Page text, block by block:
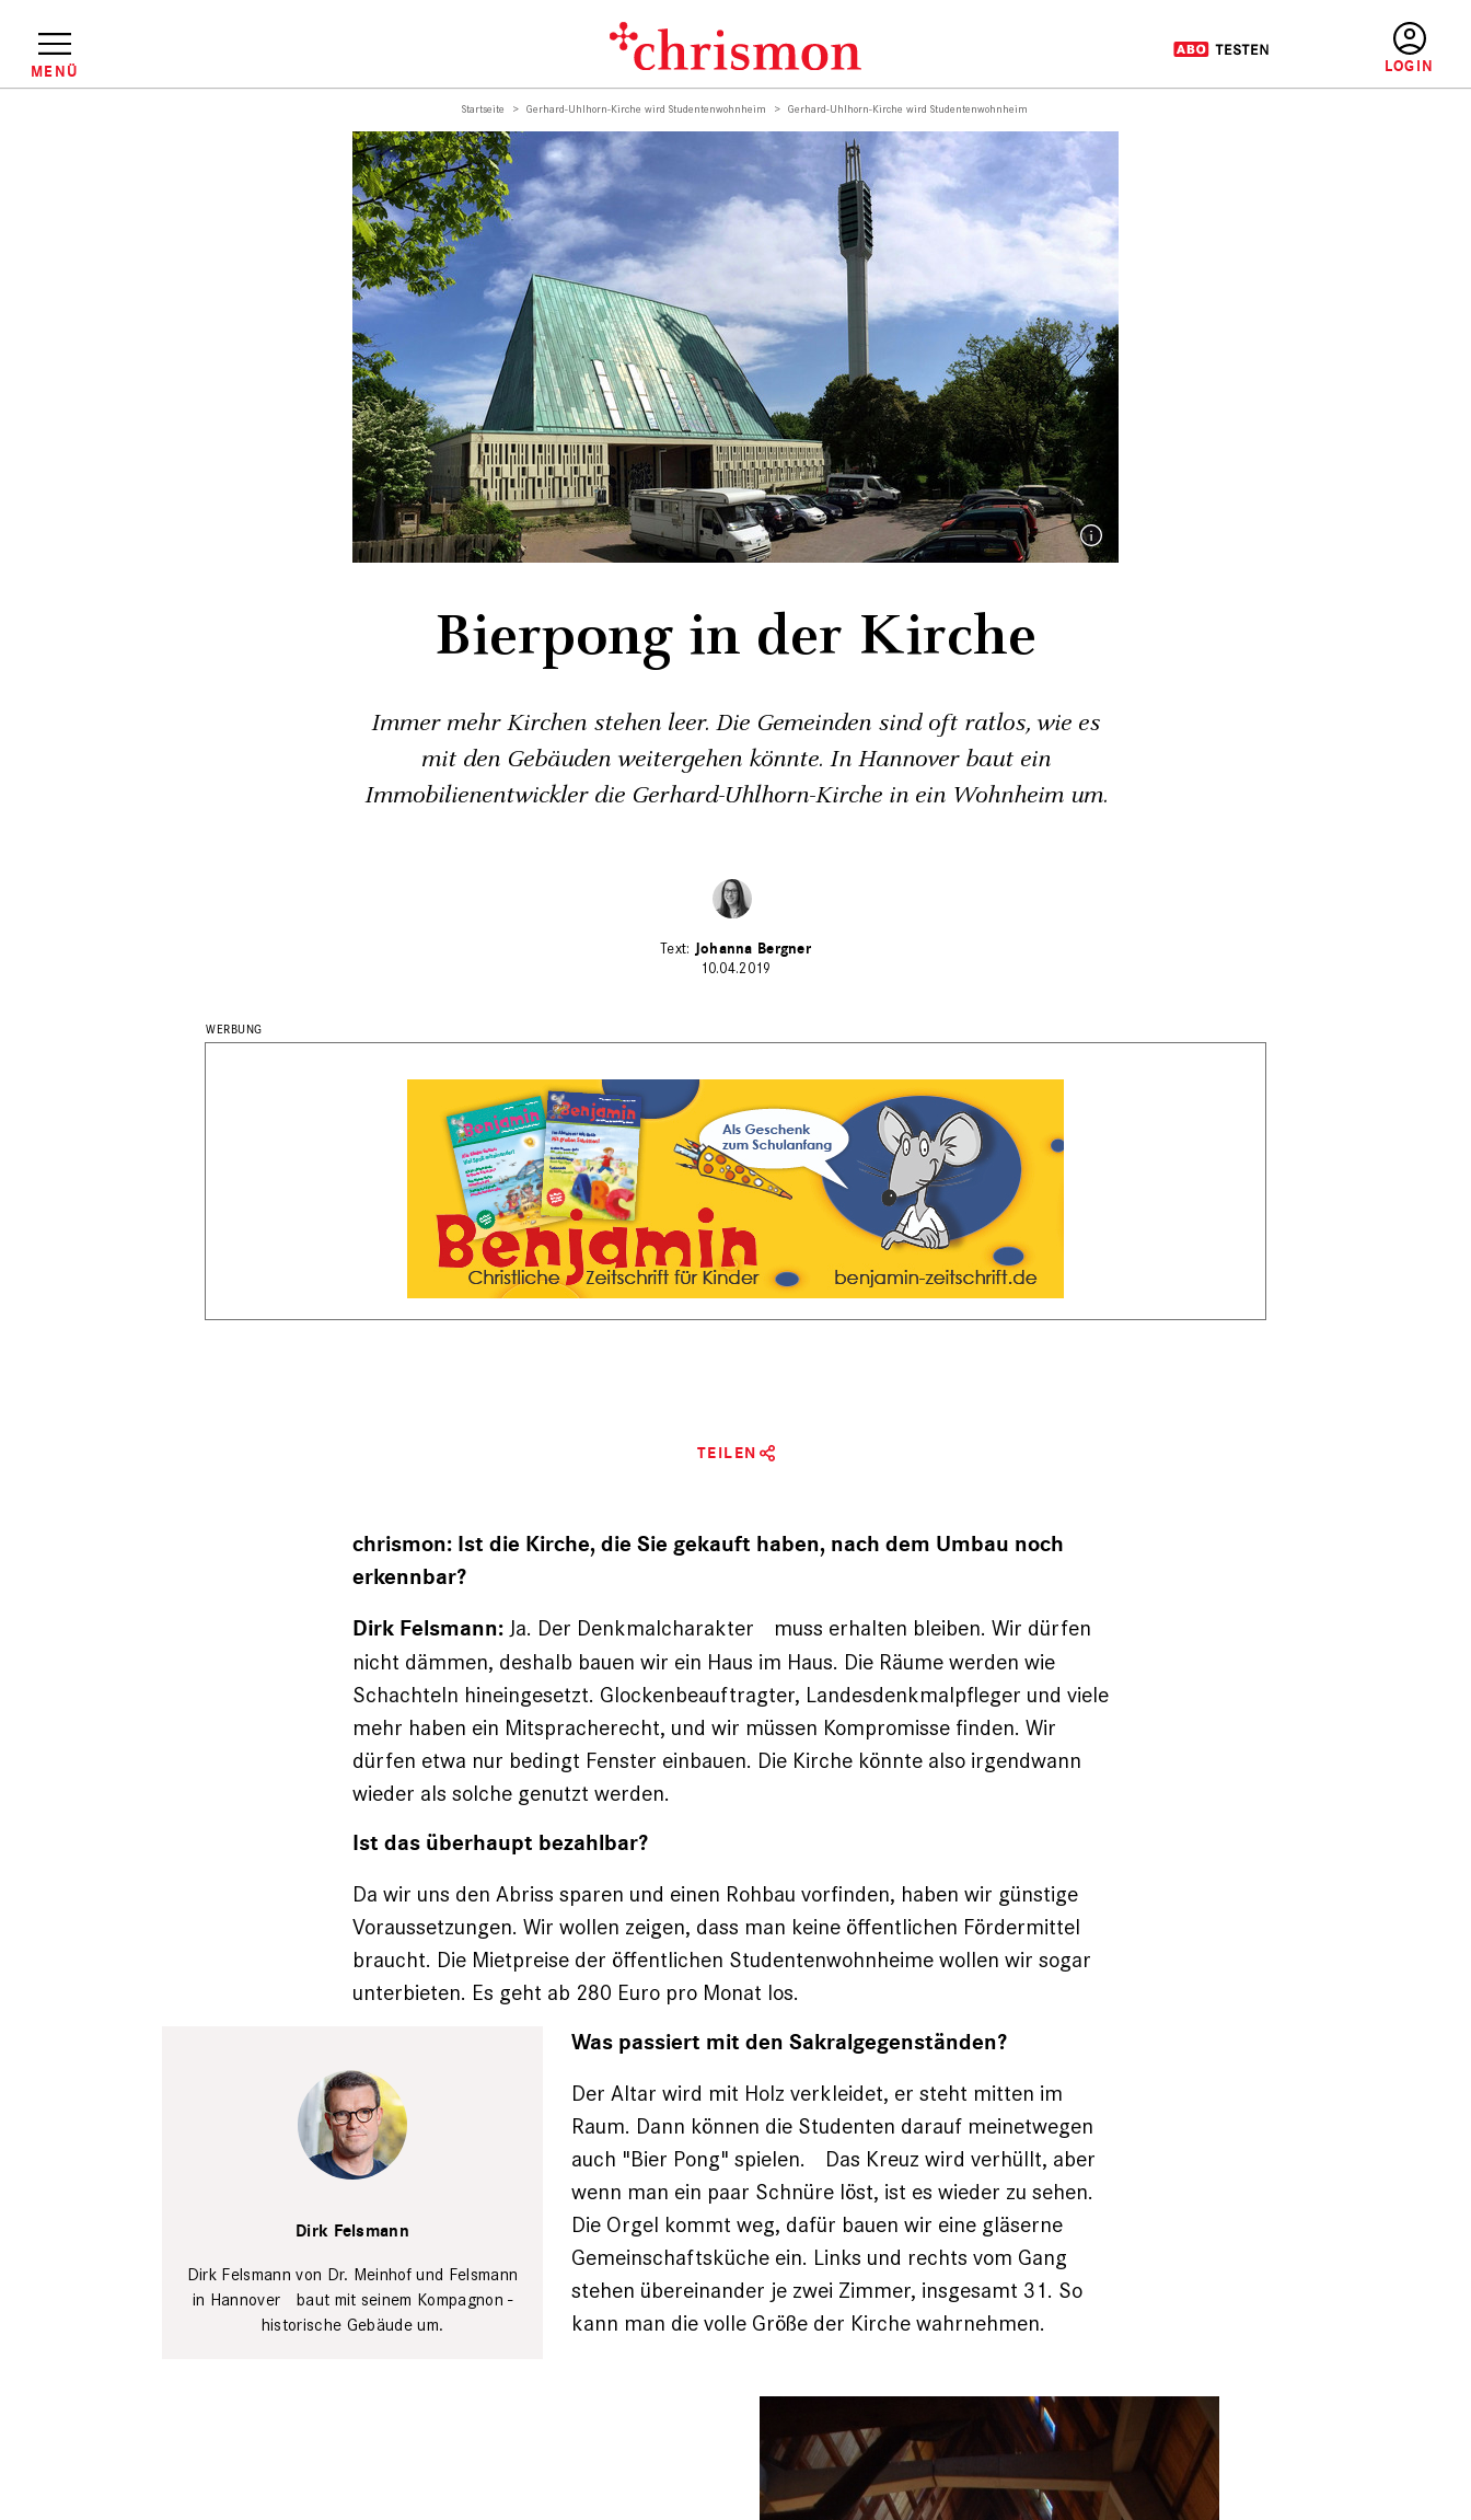
Inhalt
MENÜ
Startseite Gerhard-Uhlhorn-Kirche wird Studentenwohnheim Gerhard-Uhlhorn-Kirche wird Studentenwohnheim
Bierpong in der Kirche
Immer mehr Kirchen stehen leer. Die Gemeinden sind oft ratlos, wie es
mit den Gebäuden weitergehen könnte. In Hannover baut ein
Immobilienentwickler die Gerhard-­Uhlhorn-Kirche in ein Wohnheim um.
Johanna Bergner
10.04.2019
TEILEN
chrismon: Ist die Kirche, die Sie gekauft ­haben, nach dem Umbau noch
erkennbar?
Dirk Felsmann: Ja. Der Denkmalcharakter muss erhalten bleiben. Wir dürfen
nicht ­dämmen, deshalb bauen wir ein Haus im Haus. Die Räume werden wie
Schachteln hineingesetzt. Glockenbeauftragter, Landesdenkmalpfleger und viele
mehr haben ein Mitspracherecht, und wir müssen Kompromisse finden. Wir
dürfen etwa nur bedingt Fenster einbauen. Die Kirche könnte also irgendwann
wieder als solche genutzt werden.
Ist das überhaupt bezahlbar?
Da wir uns den Abriss sparen und einen Rohbau vorfinden, haben wir günstige
Voraus­setzungen. Wir wollen zeigen, dass man keine öffentlichen Fördermittel
braucht. Die Mietpreise der öffentlichen Studentenwohnheime wollen wir sogar
unterbieten. Es geht ab 280 Euro pro Monat los.
Berens
Dirk Felsmann
Dirk Felsmann von Dr. Meinhof und Felsmann
in Hannover baut mit seinem Kompagnon ­
historische Gebäude um.
Was passiert mit den Sakralgegenständen?
Der Altar wird mit Holz verkleidet, er steht mitten im
Raum. Dann können die Studenten darauf meinetwegen
auch "Bier Pong" spielen. Das Kreuz wird verhüllt, aber
wenn man ein paar Schnüre löst, ist es wieder zu sehen.
Die Orgel kommt weg, dafür bauen wir eine ­gläserne
Gemeinschaftsküche ein. Links und rechts vom Gang
stehen übereinander je zwei Zimmer, insgesamt 31. So
kann man die volle Größe der Kirche wahrnehmen.